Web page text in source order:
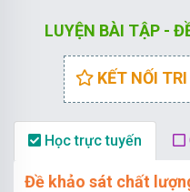
LUYỆN BÀI TẬP -
KẾT NỐI
Học trực tuyến
Đề khảo sát chất